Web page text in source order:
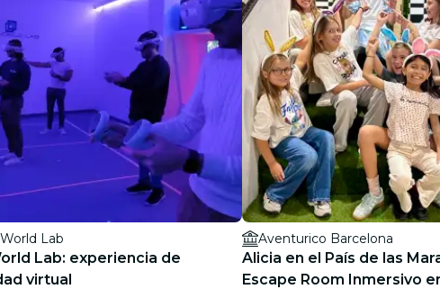
cine
Lab
Lab: experiencia de
virtual
Aventurico Barcelona
Alicia en el País de las
Escape Room Inmersivo